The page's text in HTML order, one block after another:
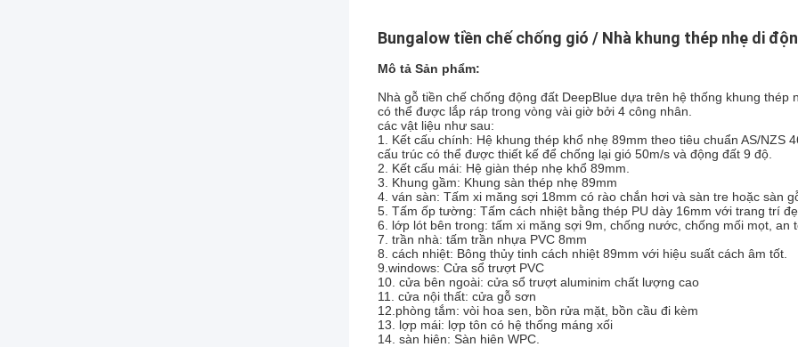
Bungalow tiền chế chống gió / Nhà khung thép nhẹ di
Mô tả Sản phẩm:
Nhà gỗ tiền chế chống động đất DeepBlue dựa trên hệ thống khung
có thể được lắp ráp trong vòng vài giờ bởi 4 công nhân.
các vật liệu như sau:
1. Kết cấu chính: Hệ khung thép khổ nhẹ 89mm theo tiêu chuẩn AS/NZS
cấu trúc có thể được thiết kế để chống lại gió 50m/s và động đất 9 độ.
2. Kết cấu mái: Hệ giàn thép nhẹ khổ 89mm.
3. Khung gầm: Khung sàn thép nhẹ 89mm
4. ván sàn: Tấm xi măng sợi 18mm có rào chắn hơi và sàn tre hoặc sàn
5. Tấm ốp tường: Tấm cách nhiệt bằng thép PU dày 16mm với trang trí
6. lớp lót bên trong: tấm xi măng sợi 9m, chống nước, chống mối mọt, an
7. trần nhà: tấm trần nhựa PVC 8mm
8. cách nhiệt: Bông thủy tinh cách nhiệt 89mm với hiệu suất cách âm tốt.
9.windows: Cửa sổ trượt PVC
10. cửa bên ngoài: cửa sổ trượt aluminim chất lượng cao
11. cửa nội thất: cửa gỗ sơn
12.phòng tắm: vòi hoa sen, bồn rửa mặt, bồn cầu đi kèm
13. lợp mái: lợp tôn có hệ thống máng xối
14. sàn hiên: Sàn hiên WPC.